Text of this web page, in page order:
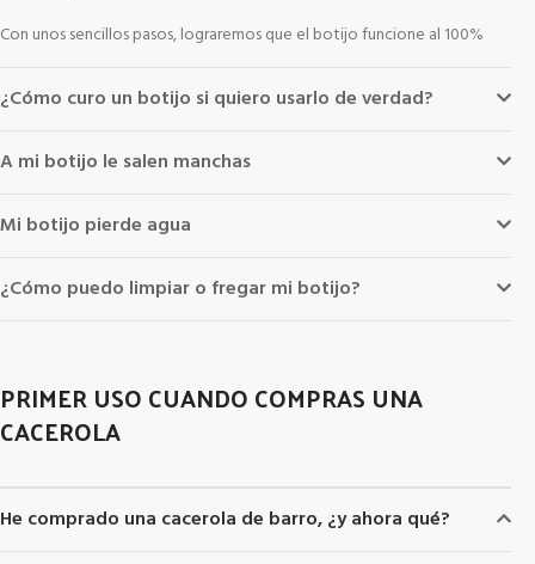
Con unos sencillos pasos, lograremos que el botijo funcione al 100%
¿Cómo curo un botijo si quiero usarlo de verdad?
A mi botijo le salen manchas
Mi botijo pierde agua
¿Cómo puedo limpiar o fregar mi botijo?
PRIMER USO CUANDO COMPRAS UNA
CACEROLA
He comprado una cacerola de barro, ¿y ahora qué?